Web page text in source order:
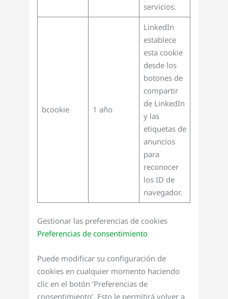
servicios.
bcookie 1 año
LinkedIn
establece
esta cookie
desde los
botones de
compartir
de LinkedIn
y las
etiquetas de
anuncios
para
reconocer
los ID de
navegador.
Gestionar las preferencias de cookies
Preferencias de consentimiento
Puede modificar su configuración de
cookies en cualquier momento haciendo
clic en el botón ‘Preferencias de
consentimiento’. Esto le permitirá volver a